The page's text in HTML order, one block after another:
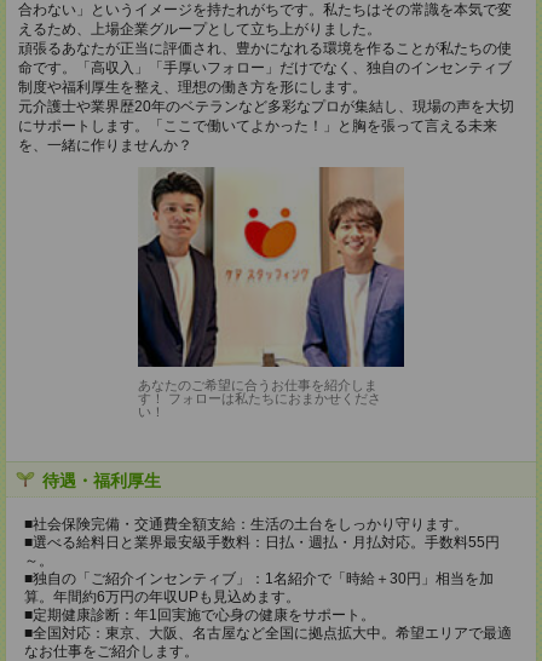
合わない」というイメージを持たれがちです。私たちはその常識を本気で変
えるため、上場企業グループとして立ち上がりました。
頑張るあなたが正当に評価され、豊かになれる環境を作ることが私たちの使
命です。「高収入」「手厚いフォロー」だけでなく、独自のインセンティブ
制度や福利厚生を整え、理想の働き方を形にします。
元介護士や業界歴20年のベテランなど多彩なプロが集結し、現場の声を大切
にサポートします。「ここで働いてよかった！」と胸を張って言える未来
を、一緒に作りませんか？
あなたのご希望に合うお仕事を紹介しま
す！ フォローは私たちにおまかせくださ
い！
待遇・福利厚生
■社会保険完備・交通費全額支給：生活の土台をしっかり守ります。
■選べる給料日と業界最安級手数料：日払・週払・月払対応。手数料55円
～。
■独自の「ご紹介インセンティブ」：1名紹介で「時給＋30円」相当を加
算。年間約6万円の年収UPも見込めます。
■定期健康診断：年1回実施で心身の健康をサポート。
■全国対応：東京、大阪、名古屋など全国に拠点拡大中。希望エリアで最適
なお仕事をご紹介します。